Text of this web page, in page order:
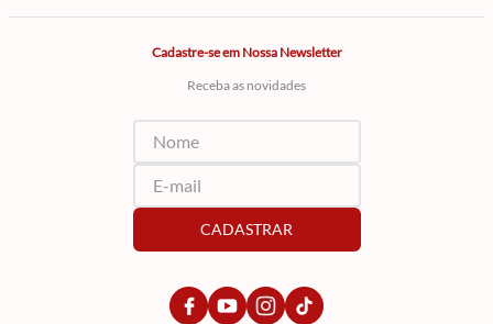
Cadastre-se em Nossa Newsletter
Receba as novidades
CADASTRAR